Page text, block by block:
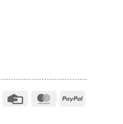
Visa
Credit
MasterCardPayPal